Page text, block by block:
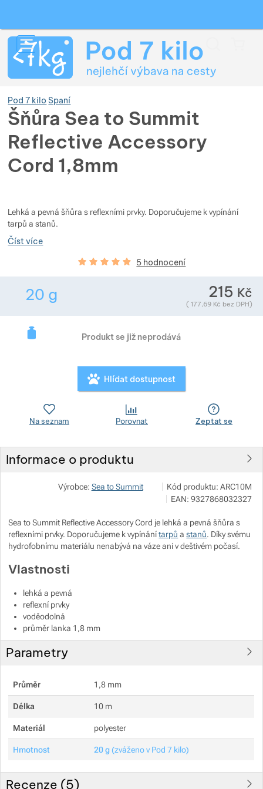
Pod 7 kilo Spaní
Šňůra Sea to Summit
Reflective Accessory
Cord 1,8mm
Lehká a pevná šňůra s reflexními prvky. Doporučujeme k vypínání
tarpů a stanů.
Číst více
Hodnocení zákazníků
96% 5 hodnocení
20 g Hmotnost v gramech. Téměř všechno zboží
215 Kč
( 177,69 Kč bez DPH)
Produkt se již neprodává
Hlídat dostupnost
Na seznam Porovnat Zeptat se
Informace o produktu
Výrobce: Sea to Summit Zobrazit více
OUTDOOR BROTHERS s.r.o.
A7 Office Center U
https://outdoorbrothers.cz/
Kód produktu: ARC10M
EAN: 9327868032327
Sea to Summit Reflective Accessory Cord je lehká a pevná šňůra s
reflexními prvky. Doporučujeme k vypínánítarpů astanů. Díky svému
hydrofobnímu materiálu nenabývá na váze ani v deštivém počasí.
Vlastnosti
lehká a pevná
reflexní prvky
voděodolná
průměr lanka 1,8 mm
Parametry
Průměr 1,8 mm
Délka 10 m
Materiál polyester
Hmotnost 20 g (zváženo v Pod 7 kilo)
Recenze (5)
Zobrazit více
Zobrazit více
Zobrazit více
Zobrazit více
Zobrazit více
Zobrazit více
Zobrazit více
Zobrazit více
Zobrazit více
Zobrazit více
Zobrazit více
Zobrazit více
Zobrazit více
Zobrazit více
Zobrazit více
Zobrazit více
Zobrazit více
Zobrazit více
Zobrazit více
Zobrazit více
Zobrazit více
Zobrazit více
Zobrazit více
Zobrazit více
Zobrazit více
Zobrazit více
Zobrazit více
Zobrazit více